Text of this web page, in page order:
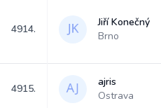
4914.
Jiří Konečný
Brno
4915.
ajris
Ostrava